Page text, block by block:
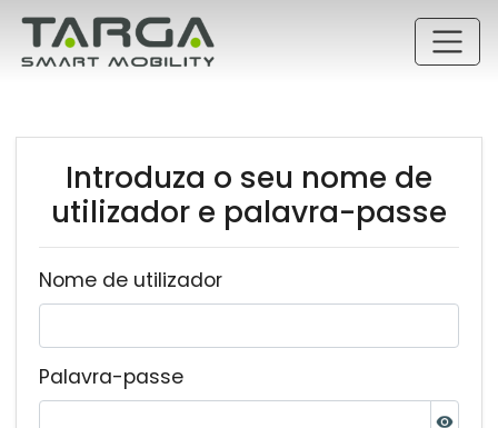
Ir para o conteúdo principal
Introduza o seu nome de
utilizador e palavra-passe
Nome de utilizador
Palavra-passe